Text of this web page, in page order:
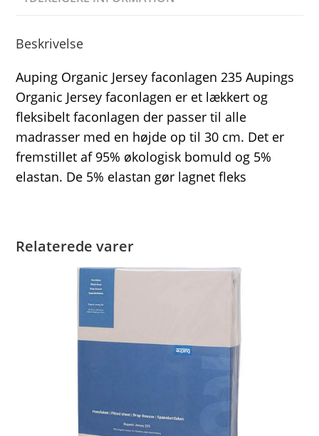
Beskrivelse
Auping Organic Jersey faconlagen 235 Aupings
Organic Jersey faconlagen er et lækkert og
fleksibelt faconlagen der passer til alle
madrasser med en højde op til 30 cm. Det er
fremstillet af 95% økologisk bomuld og 5%
elastan. De 5% elastan gør lagnet fleks
Relaterede varer